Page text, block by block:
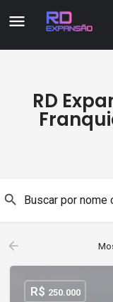
RD
R$ 250.000